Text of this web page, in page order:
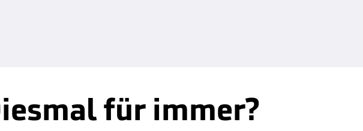
für immer?